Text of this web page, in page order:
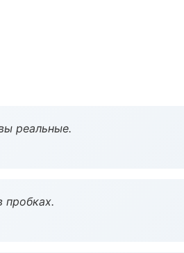
реальные.
пробках.